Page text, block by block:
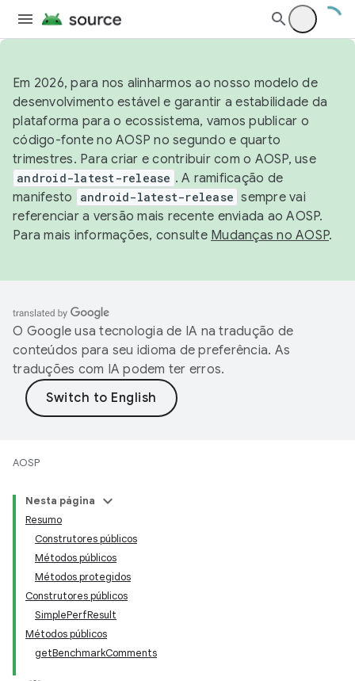
Em 2026, para nos alinharmos ao nosso modelo de
desenvolvimento estável e garantir a estabilidade da
plataforma para o ecossistema, vamos publicar o
código-fonte no AOSP no segundo e quarto
trimestres. Para criar e contribuir com o AOSP, use
android-latest-release . A ramificação de
manifesto
android-latest-release sempre vai
referenciar a versão mais recente enviada ao AOSP.
Para mais informações, consulte Mudanças no AOSP.
O Google usa tecnologia de IA na tradução de
conteúdos para seu idioma de preferência. As
traduções com IA podem ter erros.
AOSP
Nesta página
Resumo
Construtores públicos
Métodos públicos
Métodos protegidos
Construtores públicos
SimplePerfResult
Métodos públicos
getBenchmarkComments